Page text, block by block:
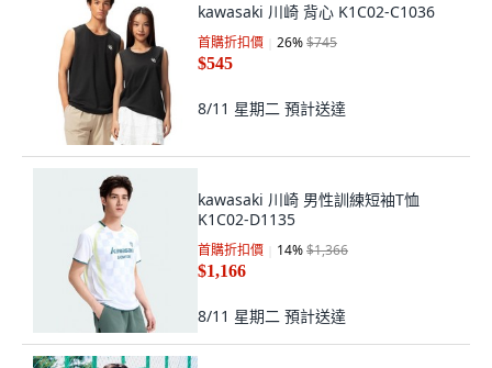
kawasaki 川崎 背心 K1C02-C1036
首購折扣價 26%$745
$545
8/11 星期二 預計送達
kawasaki 川崎 男性訓練短袖T恤
K1C02-D1135
首購折扣價 14%$1,366
$1,166
8/11 星期二 預計送達